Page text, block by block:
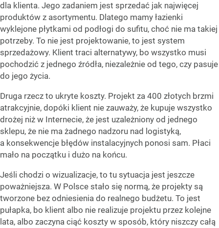
dla klienta. Jego zadaniem jest sprzedać jak najwięcej
produktów z asortymentu. Dlatego mamy łazienki
wyklejone płytkami od podłogi do sufitu, choć nie ma takiej
potrzeby. To nie jest projektowanie, to jest system
sprzedażowy. Klient traci alternatywy, bo wszystko musi
pochodzić z jednego źródła, niezależnie od tego, czy pasuje
do jego życia.
Druga rzecz to ukryte koszty. Projekt za 400 złotych brzmi
atrakcyjnie, dopóki klient nie zauważy, że kupuje wszystko
drożej niż w Internecie, że jest uzależniony od jednego
sklepu, że nie ma żadnego nadzoru nad logistyką,
a konsekwencje błędów instalacyjnych ponosi sam. Płaci
mało na początku i dużo na końcu.
Jeśli chodzi o wizualizacje, to tu sytuacja jest jeszcze
poważniejsza. W Polsce stało się normą, że projekty są
tworzone bez odniesienia do realnego budżetu. To jest
pułapka, bo klient albo nie realizuje projektu przez kolejne
lata, albo zaczyna ciąć koszty w sposób, który niszczy całą